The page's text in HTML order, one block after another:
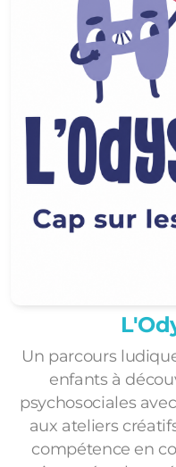
Un parcours
enfants à
psychosociales
aux ateliers
compétence en